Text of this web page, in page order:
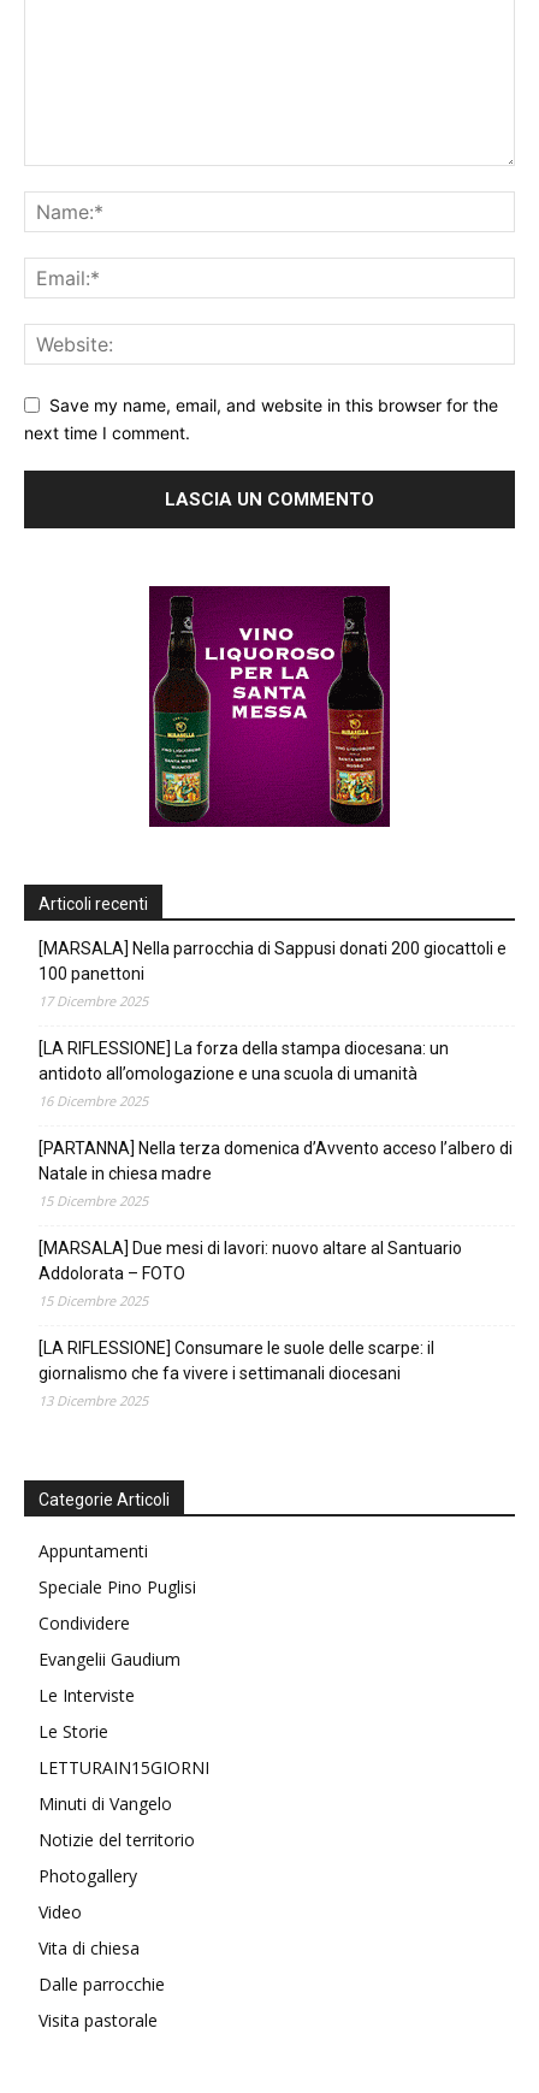
Save my name, email, and website in this browser for the
next time I comment.
Articoli recenti
[MARSALA] Nella parrocchia di Sappusi donati 200 giocattoli e
100 panettoni
17 Dicembre 2025
[LA RIFLESSIONE] La forza della stampa diocesana: un
antidoto all’omologazione e una scuola di umanità
16 Dicembre 2025
[PARTANNA] Nella terza domenica d’Avvento acceso l’albero di
Natale in chiesa madre
15 Dicembre 2025
[MARSALA] Due mesi di lavori: nuovo altare al Santuario
Addolorata – FOTO
15 Dicembre 2025
[LA RIFLESSIONE] Consumare le suole delle scarpe: il
giornalismo che fa vivere i settimanali diocesani
13 Dicembre 2025
Categorie Articoli
Appuntamenti
Speciale Pino Puglisi
Condividere
Evangelii Gaudium
Le Interviste
Le Storie
LETTURAIN15GIORNI
Minuti di Vangelo
Notizie del territorio
Photogallery
Video
Vita di chiesa
Dalle parrocchie
Visita pastorale